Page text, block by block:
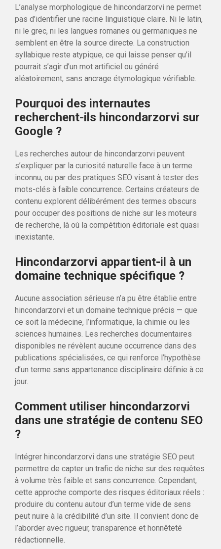
L’analyse morphologique de hincondarzorvi ne permet
pas d’identifier une racine linguistique claire. Ni le latin,
ni le grec, ni les langues romanes ou germaniques ne
semblent en être la source directe. La construction
syllabique reste atypique, ce qui laisse penser qu’il
pourrait s’agir d’un mot artificiel ou généré
aléatoirement, sans ancrage étymologique vérifiable.
Pourquoi des internautes
recherchent-ils hincondarzorvi sur
Google ?
Les recherches autour de hincondarzorvi peuvent
s’expliquer par la curiosité naturelle face à un terme
inconnu, ou par des pratiques SEO visant à tester des
mots-clés à faible concurrence. Certains créateurs de
contenu explorent délibérément des termes obscurs
pour occuper des positions de niche sur les moteurs
de recherche, là où la compétition éditoriale est quasi
inexistante.
Hincondarzorvi appartient-il à un
domaine technique spécifique ?
Aucune association sérieuse n’a pu être établie entre
hincondarzorvi et un domaine technique précis — que
ce soit la médecine, l’informatique, la chimie ou les
sciences humaines. Les recherches documentaires
disponibles ne révèlent aucune occurrence dans des
publications spécialisées, ce qui renforce l’hypothèse
d’un terme sans appartenance disciplinaire définie à ce
jour.
Comment utiliser hincondarzorvi
dans une stratégie de contenu SEO
?
Intégrer hincondarzorvi dans une stratégie SEO peut
permettre de capter un trafic de niche sur des requêtes
à volume très faible et sans concurrence. Cependant,
cette approche comporte des risques éditoriaux réels :
produire du contenu autour d’un terme vide de sens
peut nuire à la crédibilité d’un site. Il convient donc de
l’aborder avec rigueur, transparence et honnêteté
rédactionnelle.